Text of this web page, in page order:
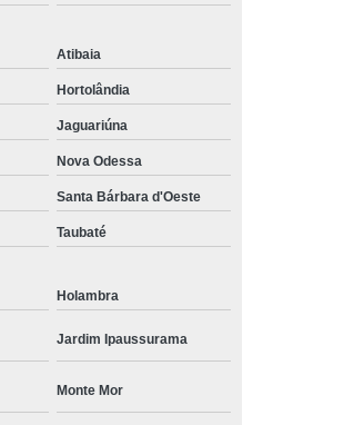
Masculina
Moda Masculina
Masculina Esporte Fino
Plus Size Masculina
Estilosas Masculinas
Masculinas Esporte Fino
na Moda
Sociais Masculinas
Atibaia
Hortolândia
Jaguariúna
Nova Odessa
Santa Bárbara d'Oeste
Taubaté
Holambra
Jardim Ipaussurama
Monte Mor